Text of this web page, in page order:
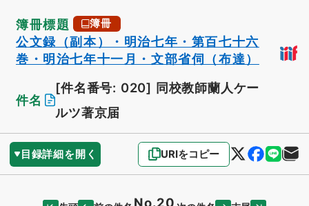
簿冊標題 簿冊
公文録（副本）・明治七年・第百七十六
巻・明治七年十一月・文部省伺（布達）
件名
[件名番号: 020] 同校教師蘭人ケー
ルツ著京届
目録詳細を開く URIをコピー
No.20